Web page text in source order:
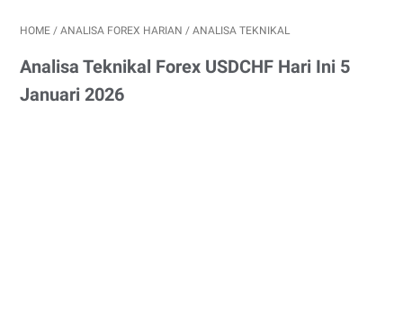
HOME / ANALISA FOREX HARIAN / ANALISA TEKNIKAL
Analisa Teknikal Forex USDCHF Hari Ini 5
Januari 2026